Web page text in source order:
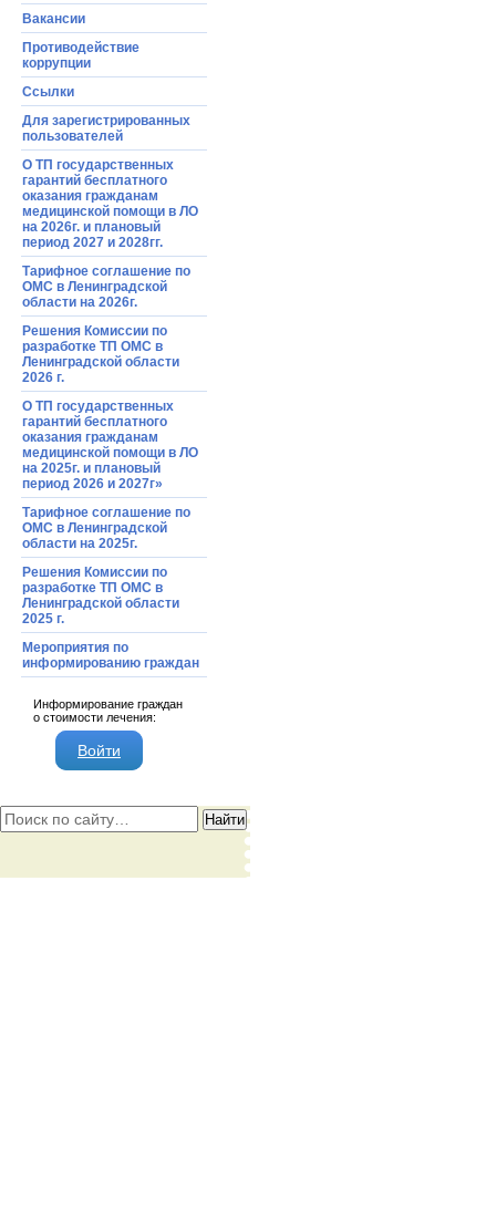
Вакансии
Противодействие
коррупции
Ссылки
Для зарегистрированных
пользователей
О ТП государственных
гарантий бесплатного
оказания гражданам
медицинской помощи в ЛО
на 2026г. и плановый
период 2027 и 2028гг.
Тарифное соглашение по
ОМС в Ленинградской
области на 2026г.
Решения Комиссии по
разработке ТП ОМС в
Ленинградской области
2026 г.
О ТП государственных
гарантий бесплатного
оказания гражданам
медицинской помощи в ЛО
на 2025г. и плановый
период 2026 и 2027г»
Тарифное соглашение по
ОМС в Ленинградской
области на 2025г.
Решения Комиссии по
разработке ТП ОМС в
Ленинградской области
2025 г.
Мероприятия по
информированию граждан
Информирование граждан
о стоимости лечения:
Войти